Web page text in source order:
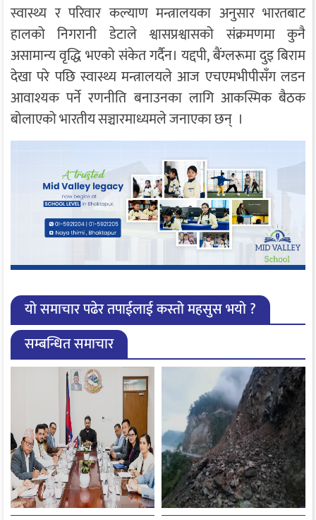
स्वास्थ्य र परिवार कल्याण मन्त्रालयका अनुसार भारतबाट
हालको निगरानी डेटाले श्वासप्रश्वासको संक्रमणमा कुनै
असामान्य वृद्धि भएको संकेत गर्दैन। यद्दपी, बैंग्लरूमा दुइ बिराम
देखा परे पछि स्वास्थ्य मन्त्रालयले आज एचएमभीपीसँग लडन
आवाश्यक पर्ने रणनीति बनाउनका लागि आकस्मिक बैठक
बोलाएको भारतीय सञ्चारमाध्यमले जनाएका छन् ।
यो समाचार पढेर तपाईलाई कस्तो महसुस भयो ?
सम्बन्धित समाचार